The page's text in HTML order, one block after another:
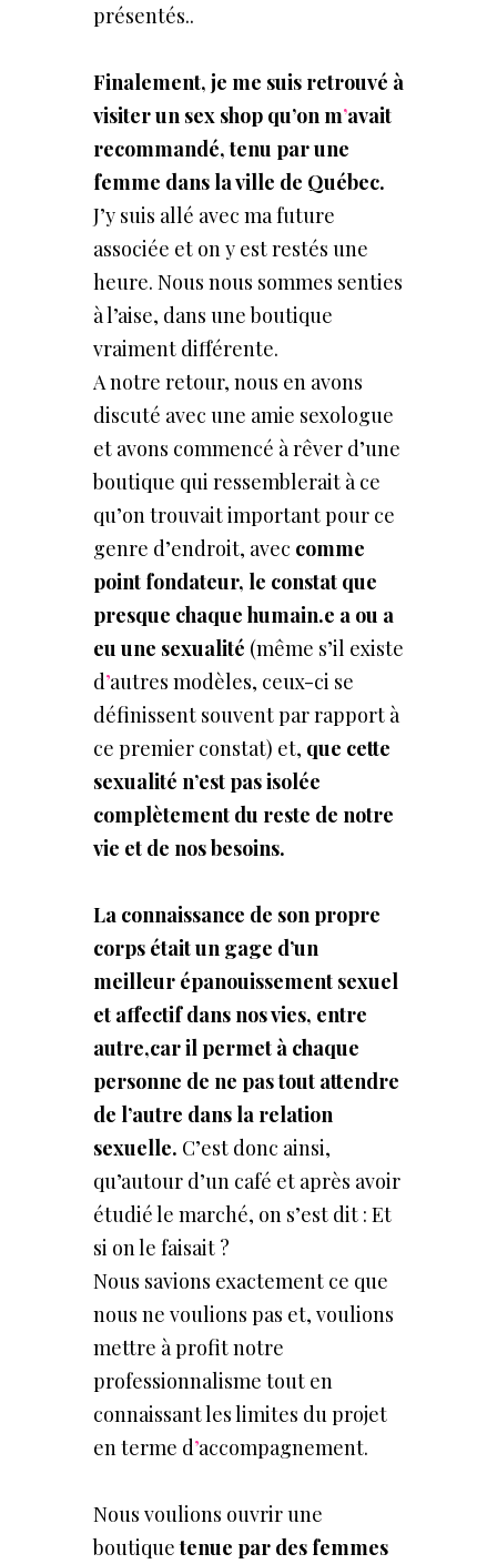
présentés..
Finalement, je me suis retrouvé à
visiter un sex shop qu’on m’avait
recommandé, tenu par une
femme dans laville de Québec.
J’y suis allé avec ma future
associée et on y est restés une
heure. Nous nous sommes senties
à l’aise, dans une boutique
vraiment différente.
A notre retour, nous en avons
discuté avec une amie sexologue
et avons commencé à rêver d’une
boutique qui ressemblerait à ce
qu’on trouvait important pour ce
genre d’endroit, avec comme
point fondateur, le constat que
presque chaque humain.e a ou a
eu une sexualité (même s’il existe
d’autres modèles, ceux-ci se
définissent souvent par rapport à
ce premier constat) et, que cette
sexualité n’est pas isolée
complètement du reste de notre
vie et de nos besoins.
La connaissance de son propre
corps étaitun gage d’un
meilleur épanouissement sexuel
et affectif dans nos vies, entre
autre,car il permet à chaque
personne de ne pas tout attendre
de l’autre dans la relation
sexuelle. C’est donc ainsi,
qu’autour d’un café et après avoir
étudié le marché, on s’est dit : Et
si on le faisait ?
Nous savions exactement ce que
nous ne voulions pas et, voulions
mettre à profit notre
professionnalisme tout en
connaissant les limites du projet
en terme d’accompagnement.
Nous voulions ouvrir une
boutiquetenue par des femmes